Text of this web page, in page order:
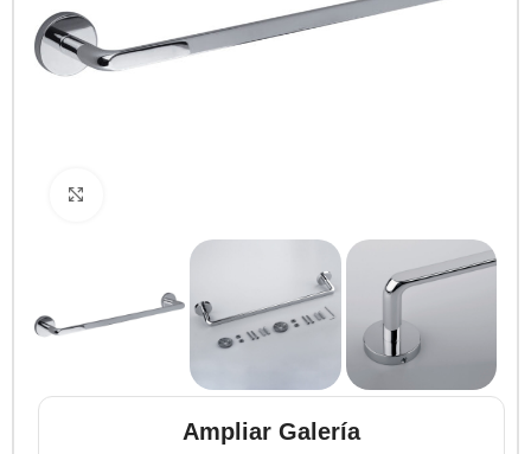
Ampliar Galería